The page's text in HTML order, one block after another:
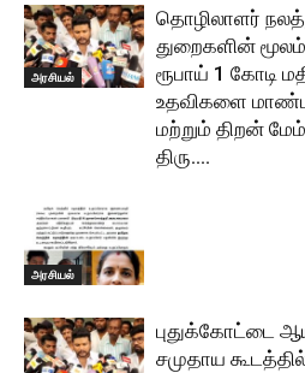
அரசியல்
தொழிலாளர்
துறைகளின்
ரூபாய் 1 கோடி
உதவிகளை
மற்றும் திறன்
திரு....
அரசியல்
புதுக்கோட்டை
சமுதாய